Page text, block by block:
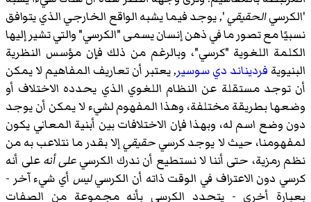
'الكرسيالحقيقي', يوجد فيما يشبه الواقع الخارجي الذي يتوافق
نسبيًا مع تصور ما في ذهن إنسان يسمى "الكرسي" والتي تشير إليها
الكلمة اللغوية "كرسي"، وبالرغم من ذلك فإن مؤسس النظرية
البنيوية فرديناند دي سوسير, يعتبر أن تعاريف المفاهيم لا يمكن
أن توجد مستقلة عن النظام اللغوي الذي يحدده الاختلاف أو
وضعها بطريقة مختلفة، وهذا المفهوم لشيء لا يمكن أن يوجد
دون وضع اسم له، وبهذا فإن الاختلافات بين أبنية المعاني يكون
لمفهومنا، حيث لا يوجد كرسيحقيقيإلا بقدر ما نتلاعب به من
نظم رمزية، حتى أننا لا نستطيع أن ندرك الكرسيعلى أنهعلى أنه
كرسي دون الاعتراف في الوقت ذاته أن الكرسيليس أي شيء آخر -
بعبارة أخرى - يتحدد الكرسي بأنه مجموعة من الصفات